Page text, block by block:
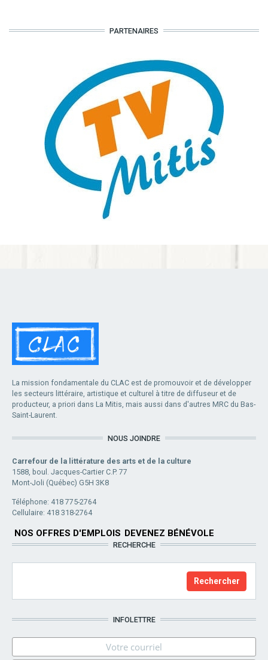
PARTENAIRES
La mission fondamentale du CLAC est de promouvoir et de développer
les secteurs littéraire, artistique et culturel à titre de diffuseur et de
producteur, a priori dans La Mitis, mais aussi dans d'autres MRC du Bas-
Saint-Laurent.
NOUS JOINDRE
Carrefour de la littérature des arts et de la culture
1588, boul. Jacques-Cartier C.P. 77
Mont-Joli (Québec) G5H 3K8
Téléphone: 418 775-2764
Cellulaire: 418 318-2764
NOS OFFRES D'EMPLOIS DEVENEZ BÉNÉVOLE
RECHERCHE
INFOLETTRE